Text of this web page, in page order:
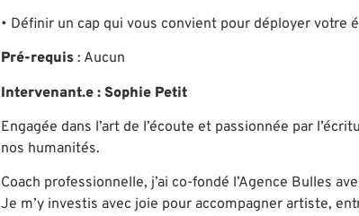
• Définir un cap qui vous convient pour déployer votre
Pré-requis : Aucun
Intervenant.e : Sophie Petit
Engagée dans l’art de l’écoute et passionnée par
nos humanités.
Coach professionnelle, j’ai co-fondé l’Agence Bulles
Je m’y investis avec joie pour accompagner artiste,